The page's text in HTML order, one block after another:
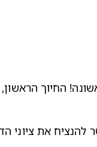
החיוך
להנציח את